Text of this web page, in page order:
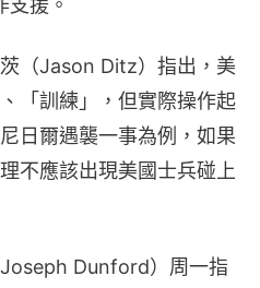
援。
（Jason Ditz）指出，美
「訓練」，但實際操作起
日爾遇襲一事為例，如果
不應該出現美國士兵碰上
Dunford）周一指